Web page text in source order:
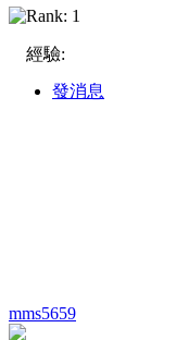
經驗:
發消息
mms5659